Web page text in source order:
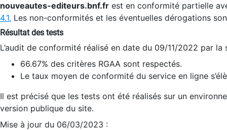
nouveautes-editeurs.bnf.fr est en conformité partielle
4.1. Les non-conformités et les éventuelles dérogations
Résultat des tests
L’audit de conformité réalisé en date du 09/11/2022 par
66.67% des critères RGAA sont respectés.
Le taux moyen de conformité du service en ligne
Il est précisé que les tests ont été réalisés sur un
version publique du site.
Mise à jour du 06/03/2023 :